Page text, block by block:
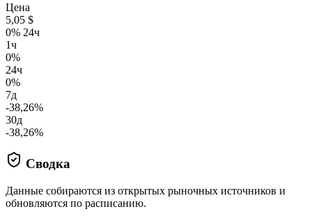
Цена
5,05 $
0% 24ч
1ч
0%
24ч
0%
7д
-38,26%
30д
-38,26%
Сводка
Данные собираются из открытых рыночных источников и
обновляются по расписанию.